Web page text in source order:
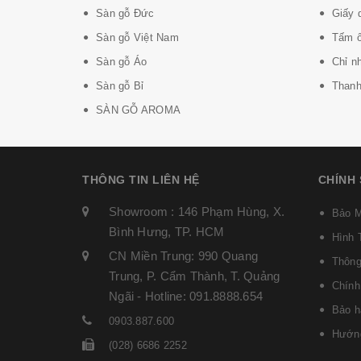
Sàn gỗ Đức
Sàn gỗ Việt Nam
Sàn gỗ Áo
Sàn gỗ Bỉ
SÀN GỖ AROMA
Giấy
Tấm
Chỉ
THÔNG TIN LIÊN HỆ
Showroom : 146 Phạm Hùng, X.
Bình Hưng, TP. HCM
CN Miền Trung: 990 Quang
Trung, P. Cẩm Thành, T. Quảng
Ngãi - Hotline: 091.8888.654
0903.887.600
(028) 6686 2252
CHÍNH
Bảo
Hình
Bảo